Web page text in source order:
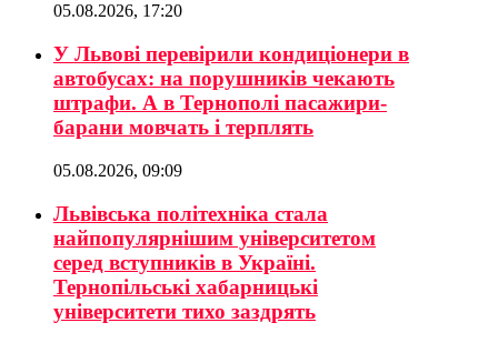
05.08.2026, 17:20
У Львові перевірили кондиціонери в
автобусах: на порушників чекають
штрафи. А в Тернополі пасажири-
барани мовчать і терплять
05.08.2026, 09:09
Львівська політехніка стала
найпопулярнішим університетом
серед вступників в Україні.
Тернопільські хабарницькі
університети тихо заздрять